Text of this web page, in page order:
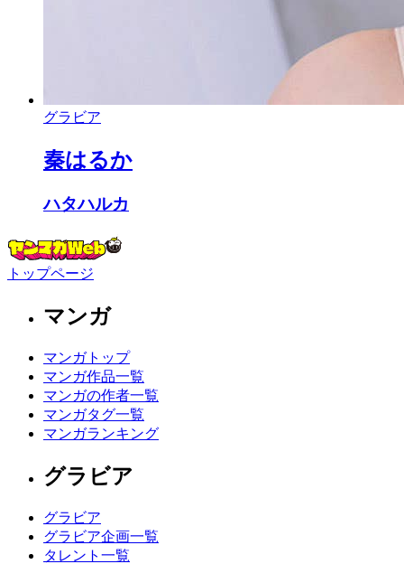
グラビア
秦はるか
ハタハルカ
トップページ
マンガ
マンガトップ
マンガ作品一覧
マンガの作者一覧
マンガタグ一覧
マンガランキング
グラビア
グラビア
グラビア企画一覧
タレント一覧